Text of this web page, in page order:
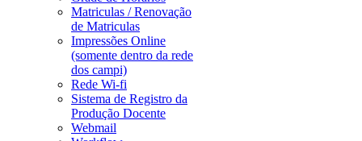
Matriculas / Renovação
de Matriculas
Impressões Online
(somente dentro da rede
dos campi)
Rede Wi-fi
Sistema de Registro da
Produção Docente
Webmail